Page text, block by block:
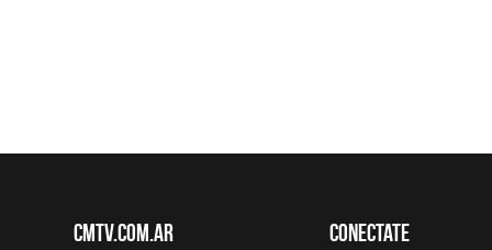
CMTV.com.ar Conectate